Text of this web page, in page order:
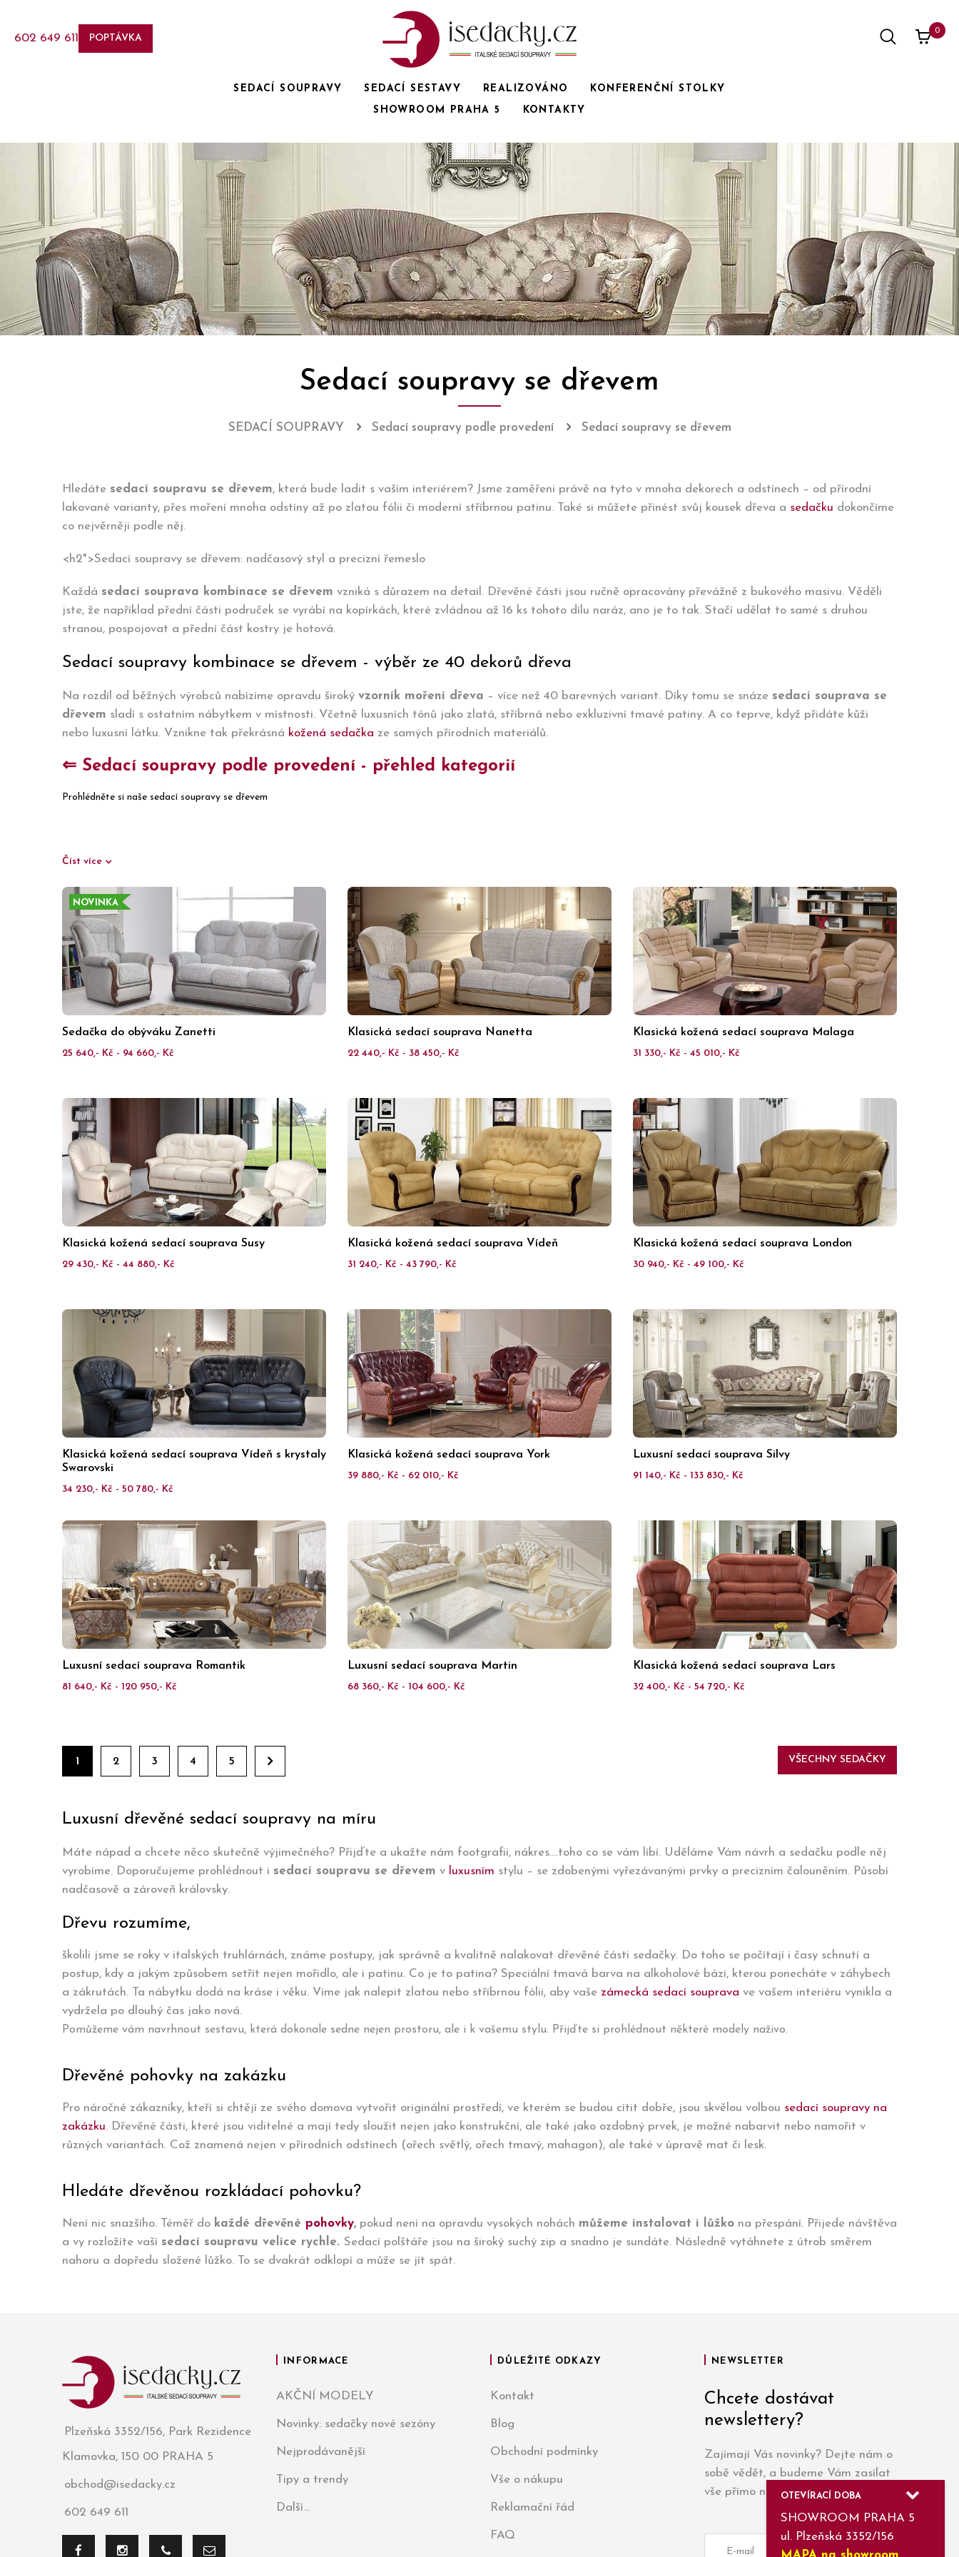
602 649 611 POPTÁVKA
SEDACÍ SOUPRAVY SEDACÍ SESTAVY REALIZOVÁNO
KONFERENČNÍ STOLKY
SHOWROOM PRAHA 5
KONTAKTY
0
Sedací soupravy se dřevem
SEDACÍ SOUPRAVY Sedací soupravy podle provedení Sedací soupravy se dřevem
Hledáte sedací soupravu se dřevem, která bude ladit s vaším interiérem? Jsme zaměřeni právě na tyto v mnoha dekorech a odstínech – od přírodní
lakované varianty, přes moření mnoha odstíny až po zlatou fólii či moderní stříbrnou patinu. Také si můžete přinést svůj kousek dřeva a sedačku dokončíme
co nejvěrněji podle něj.
<h2">Sedací soupravy se dřevem: nadčasový styl a precizní řemeslo
Každá sedací souprava kombinace se dřevem vzniká s důrazem na detail. Dřevěné části jsou ručně opracovány převážně z bukového masivu. Věděli
jste, že například přední části područek se vyrábí na kopírkách, které zvládnou až 16 ks tohoto dílu naráz, ano je to tak. Stačí udělat to samé s druhou
stranou, pospojovat a přední část kostry je hotová.
Sedací soupravy kombinace se dřevem - výběr ze 40 dekorů dřeva
Na rozdíl od běžných výrobců nabízíme opravdu široký vzorník moření dřeva – více než 40 barevných variant. Díky tomu se snáze sedací souprava se
dřevem sladí s ostatním nábytkem v místnosti. Včetně luxusních tónů jako zlatá, stříbrná nebo exkluzivní tmavé patiny. A co teprve, když přidáte kůži
nebo luxusní látku. Vznikne tak překrásná kožená sedačka ze samých přírodních materiálů.
⇐ Sedací soupravy podle provedení - přehled kategorií
Prohlédněte si naše sedací soupravy se dřevem
Číst více
NOVINKA
Sedačka do obýváku Zanetti
25 640,- Kč - 94 660,- Kč
Klasická sedací souprava Nanetta
22 440,- Kč - 38 450,- Kč
Klasická kožená sedací souprava Malaga
31 330,- Kč - 45 010,- Kč
Klasická kožená sedací souprava Susy
29 430,- Kč - 44 880,- Kč
Klasická kožená sedací souprava Vídeň
31 240,- Kč - 43 790,- Kč
Klasická kožená sedací souprava London
30 940,- Kč - 49 100,- Kč
Klasická kožená sedací souprava Vídeň s krystaly
Swarovski
34 230,- Kč - 50 780,- Kč
Klasická kožená sedací souprava York
39 880,- Kč - 62 010,- Kč
Luxusní sedací souprava Silvy
91 140,- Kč - 133 830,- Kč
Luxusní sedací souprava Romantik
81 640,- Kč - 120 950,- Kč
Luxusní sedací souprava Martin
68 360,- Kč - 104 600,- Kč
Klasická kožená sedací souprava Lars
32 400,- Kč - 54 720,- Kč
1 2 3 4 5 VŠECHNY SEDAČKY
Luxusní dřevěné sedací soupravy na míru
Máte nápad a chcete něco skutečně výjimečného? Přijďte a ukažte nám footgrafii, nákres....toho co se vám líbí. Uděláme Vám návrh a sedačku podle něj
vyrobíme. Doporučujeme prohlédnout i sedací soupravu se dřevem v luxusním stylu – se zdobenými vyřezávanými prvky a precizním čalouněním. Působí
nadčasově a zároveň královsky.
Dřevu rozumíme,
školili jsme se roky v italských truhlárnách, známe postupy, jak správně a kvalitně nalakovat dřevěné části sedačky. Do toho se počítají i časy schnutí a
postup, kdy a jakým způsobem setřít nejen mořidlo, ale i patinu. Co je to patina? Speciální tmavá barva na alkoholové bázi, kterou ponecháte v záhybech
a zákrutách. Ta nábytku dodá na kráse i věku. Víme jak nalepit zlatou nebo stříbrnou fólii, aby vaše zámecká sedací souprava ve vašem interiéru vynikla a
vydržela po dlouhý čas jako nová.
Pomůžeme vám navrhnout sestavu, která dokonale sedne nejen prostoru, ale i k vašemu stylu. Přijďte si prohlédnout některé modely naživo.
Dřevěné pohovky na zakázku
Pro náročné zákazníky, kteří si chtějí ze svého domova vytvořit originální prostředí, ve kterém se budou cítit dobře, jsou skvělou volbou sedací soupravy na
zakázku. Dřevěné části, které jsou viditelné a mají tedy sloužit nejen jako konstrukční, ale také jako ozdobný prvek, je možné nabarvit nebo namořit v
různých variantách. Což znamená nejen v přírodních odstínech (ořech světlý, ořech tmavý, mahagon), ale také v úpravě mat či lesk.
Hledáte dřevěnou rozkládací pohovku?
Není nic snazšího. Téměř do každé dřevěné pohovky, pokud není na opravdu vysokých nohách můžeme instalovat i lůžko na přespání. Přijede návštěva
a vy rozložíte vaší sedací soupravu velice rychle. Sedací polštáře jsou na široký suchý zip a snadno je sundáte. Následně vytáhnete z útrob směrem
nahoru a dopředu složené lůžko. To se dvakrát odklopí a může se jít spát.
Plzeňská 3352/156, Park Rezidence
Klamovka, 150 00 PRAHA 5
obchod@isedacky.cz
602 649 611
INFORMACE
AKČNÍ MODELY
Novinky: sedačky nové sezóny
Nejprodávanější
Tipy a trendy
Další...
DŮLEŽITÉ ODKAZY
Kontakt
Blog
Obchodní podmínky
Vše o nákupu
Reklamační řád
FAQ
NEWSLETTER
Chcete dostávat
newslettery?
Zajímají Vás novinky? Dejte nám o
sobě vědět, a budeme Vám zasílat
vše přímo na e-mail.OTEVÍRACÍ DOBA
SHOWROOM PRAHA 5
ul. Plzeňská 3352/156